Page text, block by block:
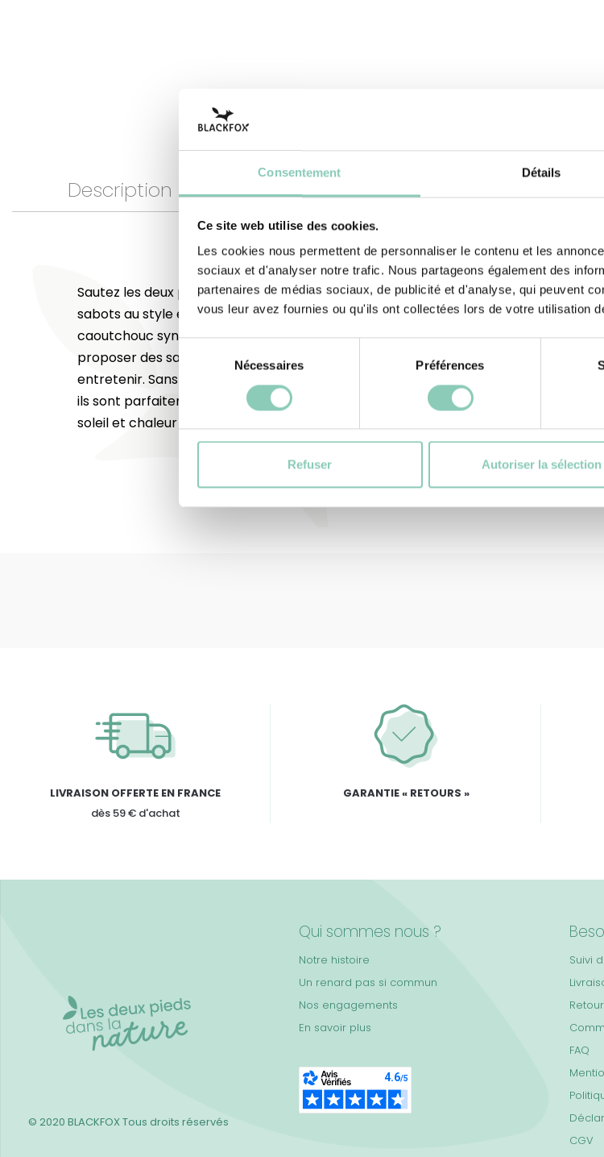
Consentement Détails
Ce site web utilise des cookies.
Les cookies nous permettent de personnaliser le contenu et les
sociaux et d'analyser notre trafic. Nous partageons également des
partenaires de médias sociaux, de publicité et d'analyse, qui peuvent
vous leur avez fournies ou qu'ils ont collectées lors de votre utilisation
du
consentement
Nécessaires Préférences
Refuser Autoriser la sélection
Description Dimensions Conseils d’entretien
Sautez les deux pieds dans les beaux jours ! Pour concevoir ces
sabots au style estival, nous avons choisi d'utiliser un
caoutchouc synthétique (à base d'EVA) ajouré pour vous
proposer des sabots ultra légers, bien aérés et faciles à
entretenir. Sans doublure et équipés d'une bride de maintien,
ils sont parfaitement adaptés aux loisirs d'extérieur lorsque
soleil et chaleur pointent le bout de leur nez !
LIVRAISON OFFERTE EN FRANCE
dès 59 € d'achat
GARANTIE « RETOURS »
Qui sommes nous ?
Notre histoire
Un renard pas si commun
Nos engagements
En savoir plus
Suivi
FAQ
CGV
© 2020 BLACKFOXTous droits réservés